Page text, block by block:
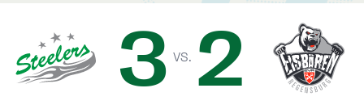
3 vs. 2